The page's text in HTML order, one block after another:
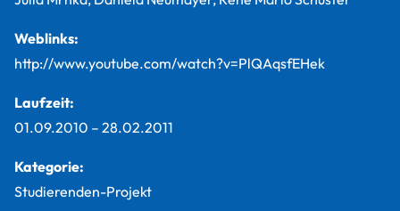
Weblinks:
http://www.youtube.com/watch?v=PlQAqsfEHek
Laufzeit:
01.09.2010 – 28.02.2011
Kategorie:
Studierenden-Projekt